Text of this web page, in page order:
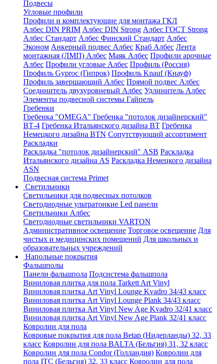
Подвесы
Угловые профили
Профили и комплектующие для монтажа ГКЛ
Албес DIN PRIM Албес DIN Strong Албес ГОСТ Strong
Албес Стандарт Албес Финский Стандарт Албес
Эконом Анкерный подвес Албес Краб Албес Лента
монтажная (ЛМП) Албес Маяк Албес Профили арочные
Албес Профили угловые Албес Профиль (Россия)
Профиль Gyproc (Гипрок) Профиль Knauf (Кнауф)
Профиль завершающий Албес Прямой подвес Албес
Соединитель двухуровневый Албес Удлинитель Албес
Элементы подвесной системы Гайпель
Гребенки
Гребенка "OMEGA" Гребенка "потолок дизайнерский"
ВТ-4 Гребенка Итальянского дизайна BT Гребенка
Немецкого дизайна ВТN Сопутствующий ассортимент
Раскладки
Раскладка "потолок дизайнерский" ASB Раскладка
Итальянского дизайна AS Раскладка Немецкого дизайна
АSN
Подвесная система Primet
Светильники
Светильники для подвесных потолков
Светодиодные ультратонкие Led панели
Светильники Албес
Светодиодные светильники VARTON
Административное освещение Торговое освещение Для
чистых и медицинских помещений Для школьных и
образовательных учреждений
Напольные покрытия
Фальшполы
Панели фальшпола Подсистема фальшпола
Виниловая плитка для пола Tarkett Art Vinyl
Виниловая плитка Art Vinyl Lounge Kvadro 34/43 класс
Виниловая плитка Art Vinyl Lounge Plank 34/43 класс
Виниловая плитка Art Vinyl New Age Kvadro 32/41 класс
Виниловая плитка Art Vinyl New Age Plank 32/41 класс
Ковролин для пола
Ковровые покрытия для пола Betap (Нидерланды) 32, 33
класс Ковролин для пола BALTA (Бельгия) 31, 32 класс
Ковролин для пола Condor (Голландия) Ковролин для
пола ITC (Бельгия) 32, 33 класс Ковролин для пола